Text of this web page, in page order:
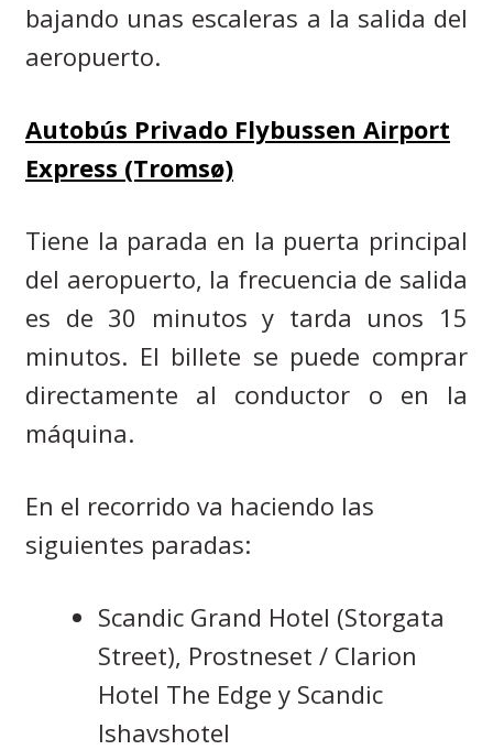
bajando unas escaleras a la salida del
aeropuerto.
Autobús Privado Flybussen Airport
Express (Tromsø)
Tiene la parada en la puerta principal
del aeropuerto, la frecuencia de salida
es de 30 minutos y tarda unos 15
minutos. El billete se puede comprar
directamente al conductor o en la
máquina.
En el recorrido va haciendo las
siguientes paradas:
Scandic Grand Hotel (Storgata
Street), Prostneset / Clarion
Hotel The Edge y Scandic
Ishavshotel